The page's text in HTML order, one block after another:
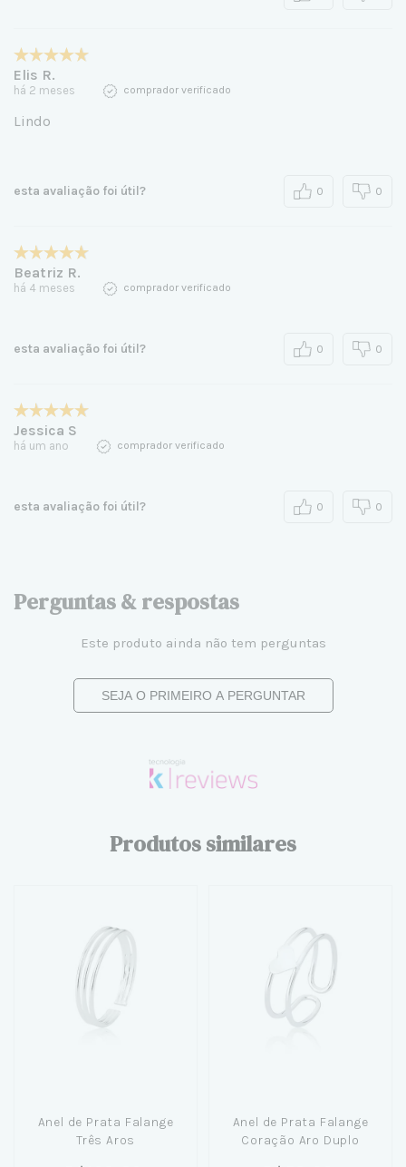
Elis R.
há 2 meses comprador verificado
Lindo
esta avaliação foi útil? 0 0
Beatriz R.
há 4 meses comprador verificado
esta avaliação foi útil? 0 0
Jessica S
há um ano comprador verificado
esta avaliação foi útil? 0 0
Perguntas & respostas
Este produto ainda não tem perguntas
SEJA O PRIMEIRO A PERGUNTAR
Produtos similares
Anel de Prata Falange
Três Aros
Anel de Prata Falange
Coração Aro Duplo